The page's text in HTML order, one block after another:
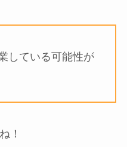
している可能性が
！